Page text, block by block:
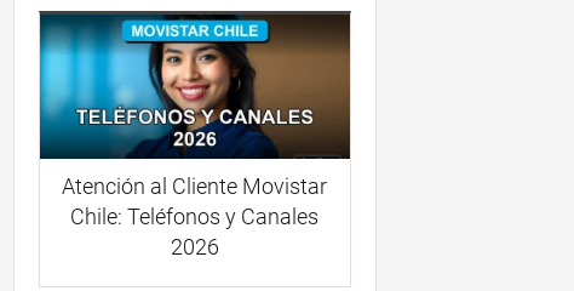
Atención al Cliente Movistar
Chile: Teléfonos y Canales
2026